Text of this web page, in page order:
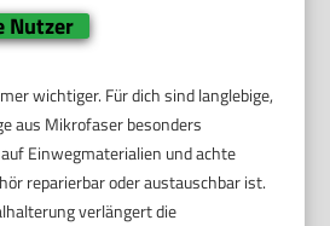
Nutzer
wichtiger. Für dich sind langlebige,
aus Mikrofaser besonders
Einwegmaterialien und achte
reparierbar oder austauschbar ist.
verlängert die